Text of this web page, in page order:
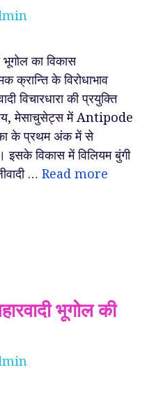
का विकास
क्रान्ति के विरोधाभाव
विचारधारा की प्रयुक्ति
मेसाचुसेट्स में Antipode
के प्रथम अंक में से
इसके विकास में विलियम बुंगी
… Read more
भूगोल की